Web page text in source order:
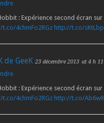
: Expérience second écran sur
t.co/4chmFo2RGz http://t.co/
de GeeK 23 décembre 2013 at 4 h
: Expérience second écran sur
t.co/4chmFo2RGz http://t.co/